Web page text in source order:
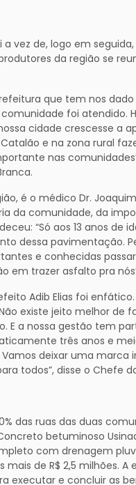
vez de, logo em
da região se
que tem nos
foi atendido.
cidade crescesse a
e na zona rural
nas
é o médico Dr.
da comunidade, da
“Só aos 13 anos de
dessa pavimentação.
e conhecidas
em trazer asfalto pra
Adib Elias foi
existe jeito melhor de
E a nossa gestão tem
três anos e
deixar uma marca
todos”, disse o Chefe
das ruas das duas
betuminoso
com drenagem
de R$ 2,5 milhões.
executar e concluir as